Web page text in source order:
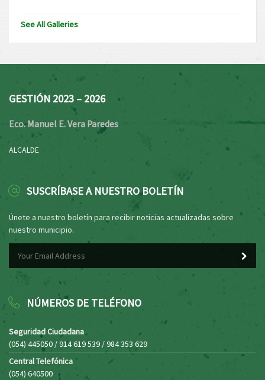
See All Galleries
GESTIÓN 2023 – 2026
Eco. Manuel E. Vera Paredes
ALCALDE
SUSCRÍBASE A NUESTRO BOLETÍN
Únete a nuestro boletín para recibir noticias actualizadas sobre
nuestro municipio.
NÚMEROS DE TELÉFONO
Seguridad Ciudadana
(054) 445050 / 914 619 539 / 984 353 629
Central Telefónica
(054) 640500